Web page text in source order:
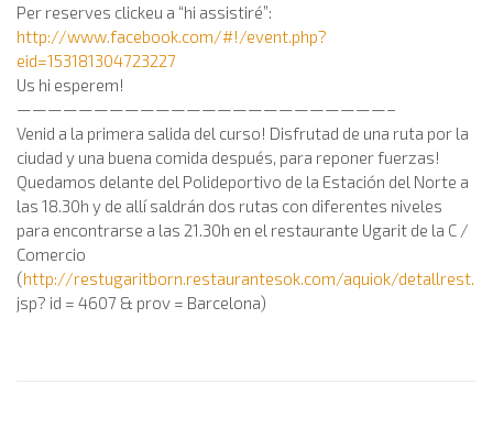
Per reserves clickeu a “hi assistiré”:
http://www.facebook.com/#!/event.php?
eid=153181304723227
Us hi esperem!
————————————————————————–
Venid a la primera salida del curso! Disfrutad de una ruta por la
ciudad y una buena comida después, para reponer fuerzas!
Quedamos delante del Polideportivo de la Estación del Norte a
las 18.30h y de allí saldrán dos rutas con diferentes niveles
para encontrarse a las 21.30h en el restaurante Ugarit de la C /
Comercio
(http://restugaritborn.restaurantesok.com/aquiok/detallrest.
jsp? id = 4607 & prov = Barcelona)